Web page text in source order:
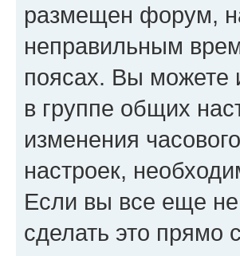
размещен форум,
неправильным
поясах. Вы можете
в группе общих
изменения
настроек,
Если вы все еще
сделать это прямо